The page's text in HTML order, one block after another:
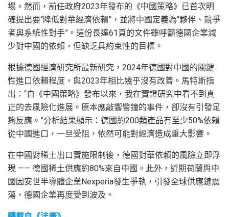
場。然而，前任政府2023年發布的《中國策略》已首次明
確提出要“降低對華經濟依賴”，並將中國定義為“夥伴、競爭
者與系統性對手”。這份長達61頁的文件雖呼籲德國企業減
少對中國的依賴，但缺乏具約束性的目標。
根據德國經濟研究所最新研究，2024年德國對中國的關鍵
性進口依賴程度，與2023年相比幾乎沒有改善。馬特斯指
出：“自《中國策略》發布以來，我在實證研究中看不到真
正的去風險化進展。原本應敲響警鐘的事件，卻沒有引發足
夠反應。”分析結果顯示：德國約200類產品有至少50%依賴
從中國進口，一旦受阻，依然可能對經濟造成重大影響。
在中國對稀土出口實施限制後，德國對華依賴的風險立即浮
現 —— 德國稀土供應約80%來自中國。此外，近期荷蘭與中
國因安世半導體企業Nexperia發生爭執，引發全球供應鏈震
蕩，德國企業再度受到波及。